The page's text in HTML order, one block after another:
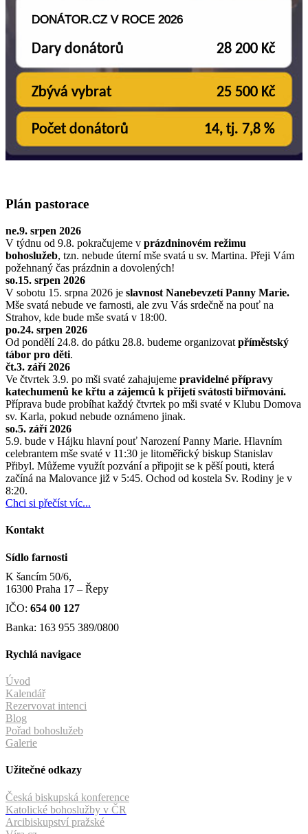
Plán pastorace
ne.9. srpen 2026
V týdnu od 9.8. pokračujeme v prázdninovém režimu
bohoslužeb, tzn. nebude úterní mše svatá u sv. Martina. Přeji Vám
požehnaný čas prázdnin a dovolených!
so.15. srpen 2026
V sobotu 15. srpna 2026 je slavnost Nanebevzetí Panny Marie.
Mše svatá nebude ve farnosti, ale zvu Vás srdečně na pouť na
Strahov, kde bude mše svatá v 18:00.
po.24. srpen 2026
Od pondělí 24.8. do pátku 28.8. budeme organizovat příměstský
tábor pro děti.
čt.3. září 2026
Ve čtvrtek 3.9. po mši svaté zahajujeme pravidelné přípravy
katechumenů ke křtu a zájemců k přijetí svátosti biřmování.
Příprava bude probíhat každý čtvrtek po mši svaté v Klubu Domova
sv. Karla, pokud nebude oznámeno jinak.
so.5. září 2026
5.9. bude v Hájku hlavní pouť Narození Panny Marie. Hlavním
celebrantem mše svaté v 11:30 je litoměřický biskup Stanislav
Přibyl. Můžeme využít pozvání a připojit se k pěší pouti, která
začíná na Malovance již v 5:45. Ochod od kostela Sv. Rodiny je v
8:20.
Chci si přečíst víc...
Kontakt
Sídlo farnosti
K šancím 50/6,
16300 Praha 17 – Řepy
IČO: 654 00 127
Banka: 163 955 389/0800
Rychlá navigace
Úvod
Kalendář
Rezervovat intenci
Blog
Pořad bohoslužeb
Galerie
Užitečné odkazy
Česká biskupská konference
Katolické bohoslužby v ČR
Arcibiskupství pražské